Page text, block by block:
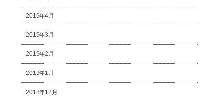
2019年4月
2019年3月
2019年2月
2019年1月
2018年12月